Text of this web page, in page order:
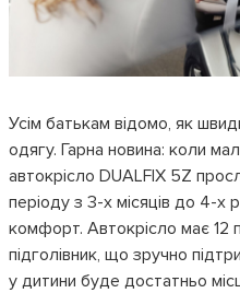
Усім батькам відомо, як
одягу. Гарна новина: коли
автокрісло DUALFIX 5Z
періоду з 3-х місяців до 4-х
комфорт. Автокрісло має 12
підголівник, що зручно
у дитини буде достатньо